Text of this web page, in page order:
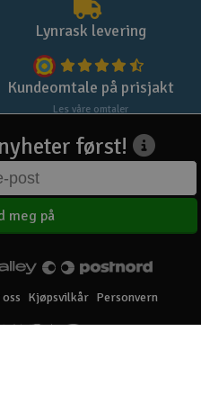
Lynrask levering
Kundeomtale på prisjakt
Les våre omtaler
først!
meg på
Kjøpsvilkår Personvern